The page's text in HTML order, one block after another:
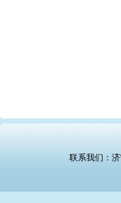
联系我们：